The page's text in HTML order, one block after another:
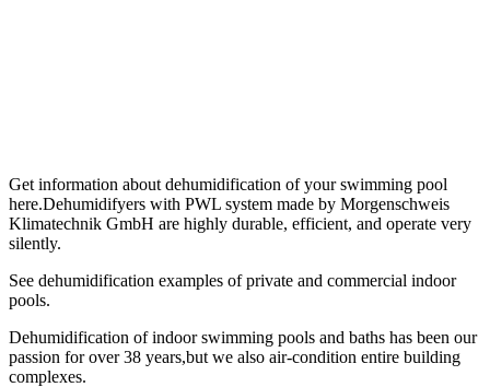
Get information about dehumidification of your swimming pool
here.Dehumidifyers with PWL system made by Morgenschweis
Klimatechnik GmbH are highly durable, efficient, and operate very
silently.
See dehumidification examples of private and commercial indoor
pools.
Dehumidification of indoor swimming pools and baths has been our
passion for over 38 years,but we also air-condition entire building
complexes.